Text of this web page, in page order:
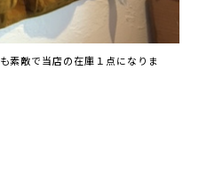
素敵で当店の在庫１点になりま